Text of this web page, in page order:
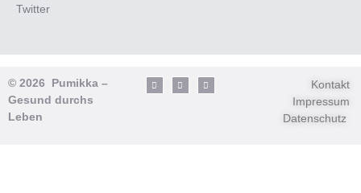
Twitter
© 2026 Pumikka –
Gesund durchs
Leben
Kontakt
Impressum
Datenschutz